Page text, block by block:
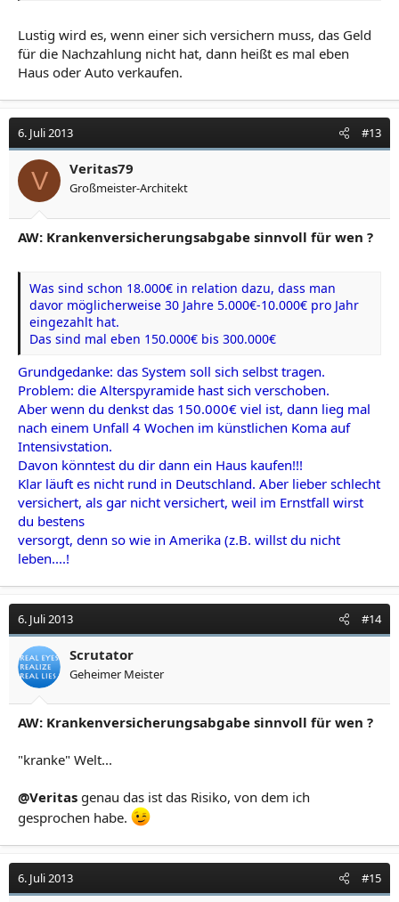
Lustig wird es, wenn einer sich versichern muss, das Geld
für die Nachzahlung nicht hat, dann heißt es mal eben
Haus oder Auto verkaufen.
6. Juli 2013 #13
V Veritas79
Großmeister-Architekt
AW: Krankenversicherungsabgabe sinnvoll für wen ?
Was sind schon 18.000€ in relation dazu, dass man
davor möglicherweise 30 Jahre 5.000€-10.000€ pro Jahr
eingezahlt hat.
Das sind mal eben 150.000€ bis 300.000€
Grundgedanke: das System soll sich selbst tragen.
Problem: die Alterspyramide hast sich verschoben.
Aber wenn du denkst das 150.000€ viel ist, dann lieg mal
nach einem Unfall 4 Wochen im künstlichen Koma auf
Intensivstation.
Davon könntest du dir dann ein Haus kaufen!!!
Klar läuft es nicht rund in Deutschland. Aber lieber schlecht
versichert, als gar nicht versichert, weil im Ernstfall wirst
du bestens
versorgt, denn so wie in Amerika (z.B. willst du nicht
leben....!
6. Juli 2013 #14
Scrutator
Geheimer Meister
AW: Krankenversicherungsabgabe sinnvoll für wen ?
"kranke" Welt...
@Veritas genau das ist das Risiko, von dem ich
gesprochen habe.
6. Juli 2013 #15